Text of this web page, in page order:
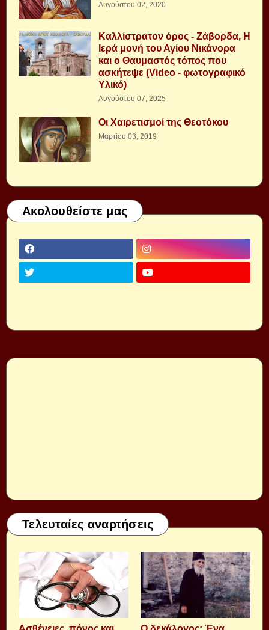
Αυγούστου 02, 2020
Καλλίστρατον όρος - Ζάβορδα, Η
Ιερά μονή του Αγίου Νικάνορα
και ο Θαυμαστός τόπος που
ασκήτεψε (Video - φωτογραφικό
Υλικό)
Αυγούστου 07, 2025
Οι Χαιρετισμοί της Θεοτόκου
Μαρτίου 03, 2019
Ακολουθείστε μας
Τελευταίες αναρτήσεις